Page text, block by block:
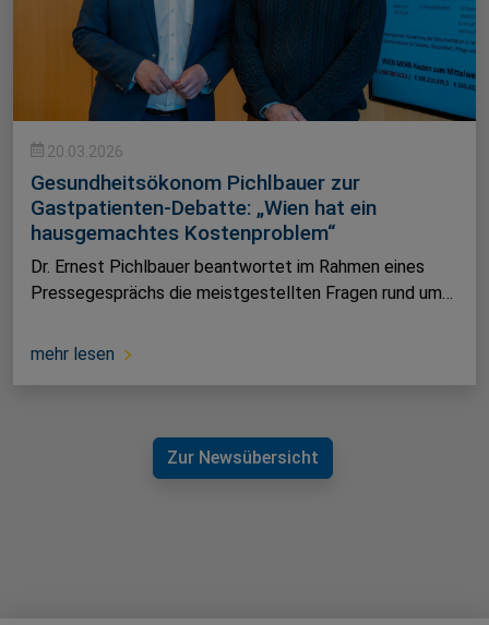
20.03.2026
Gesundheitsökonom Pichlbauer zur
Gastpatienten-Debatte: „Wien hat ein
hausgemachtes Kostenproblem“
Dr. Ernest Pichlbauer beantwortet im Rahmen eines
Pressegesprächs die meistgestellten Fragen rund um…
mehr lesen
Zur Newsübersicht